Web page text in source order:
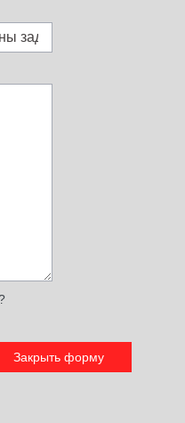
Закрыть форму